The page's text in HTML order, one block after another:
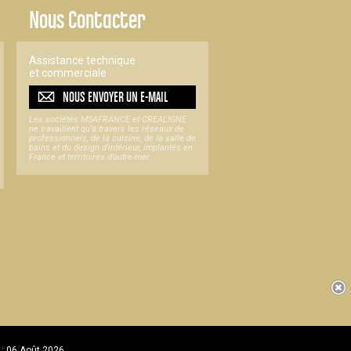
Nous Contacter
Assistance technique
et commerciale
NOUS ENVOYER UNE-MAIL
Les sociétés MSAFRANCE et CREALIGNE
ne travaillent qu'à travers les réseaux de
professionnels, de la cuisine, de la salle de
bains et du design d'intérieur, implantés en
France et territoires d’outre-mer.